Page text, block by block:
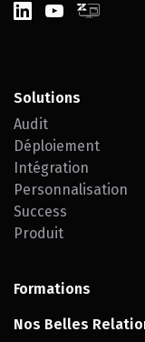
Solutions
Audit
Déploiement
Intégration
Personnalisation
Success
Produit
Formations
Nos Belles